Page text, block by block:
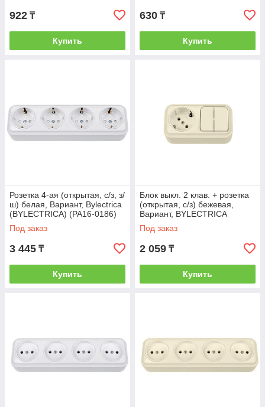
922 ₸
Купить
630 ₸
Купить
Розетка 4-ая (открытая, с/з, з/
ш) белая, Вариант, Bylectrica
(BYLECTRICA) (РА16-0186)
Под заказ
3 445 ₸
Купить
Блок выкл. 2 клав. + розетка
(открытая, с/з) бежевая,
Вариант, BYLECTRICA
(BYLECTRICA) (2В-РЦ-7122
бежевый)
Под заказ
2 059 ₸
Купить